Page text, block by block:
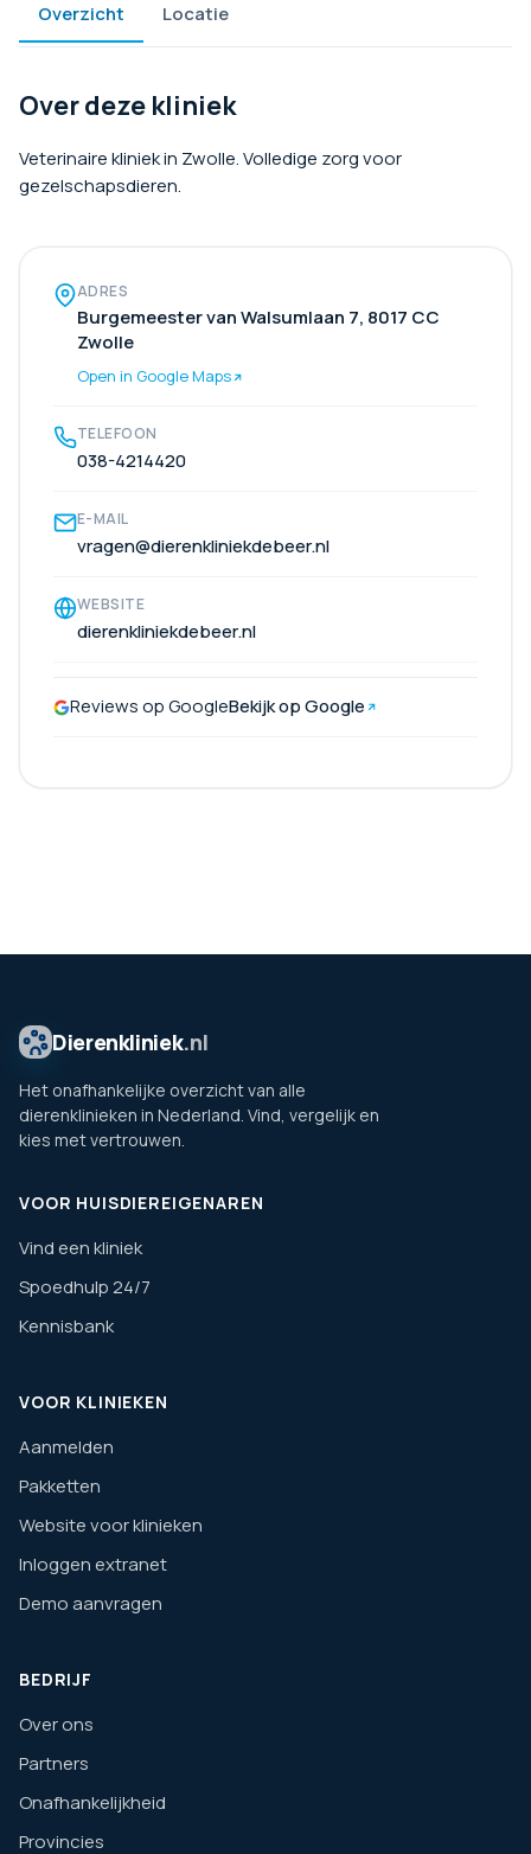
Overzicht Locatie
Over deze kliniek
Veterinaire kliniek in Zwolle. Volledige zorg voor
gezelschapsdieren.
ADRES
Burgemeester van Walsumlaan 7, 8017 CC
Zwolle
Open in Google Maps
TELEFOON
038-4214420
E-MAIL
vragen@dierenkliniekdebeer.nl
WEBSITE
dierenkliniekdebeer.nl
Reviews op GoogleBekijk op Google
Dierenkliniek.nl
Het onafhankelijke overzicht van alle
dierenklinieken in Nederland. Vind, vergelijk en
kies met vertrouwen.
VOOR HUISDIEREIGENAREN
Vind een kliniek
Spoedhulp 24/7
Kennisbank
VOOR KLINIEKEN
Aanmelden
Pakketten
Website voor klinieken
Inloggen extranet
Demo aanvragen
BEDRIJF
Over ons
Partners
Onafhankelijkheid
Provincies